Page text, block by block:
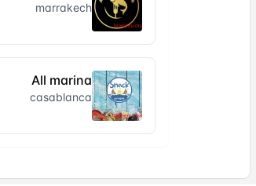
marrakech
All marina
casablanca